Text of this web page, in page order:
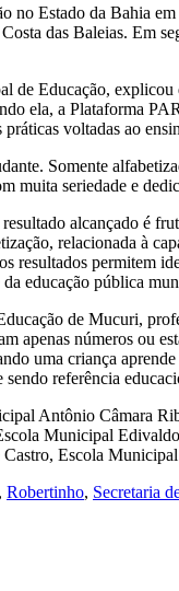
no Estado da Bahia em
das Baleias.
Educação,
ela, a Plataforma
voltadas ao
Somente
muita seriedade e
alcançado é
relacionada à
permitem
educação pública
de Mucuri,
apenas números ou
uma criança
referência
Antônio
Municipal
Escola
, Robertinho, Secretaria